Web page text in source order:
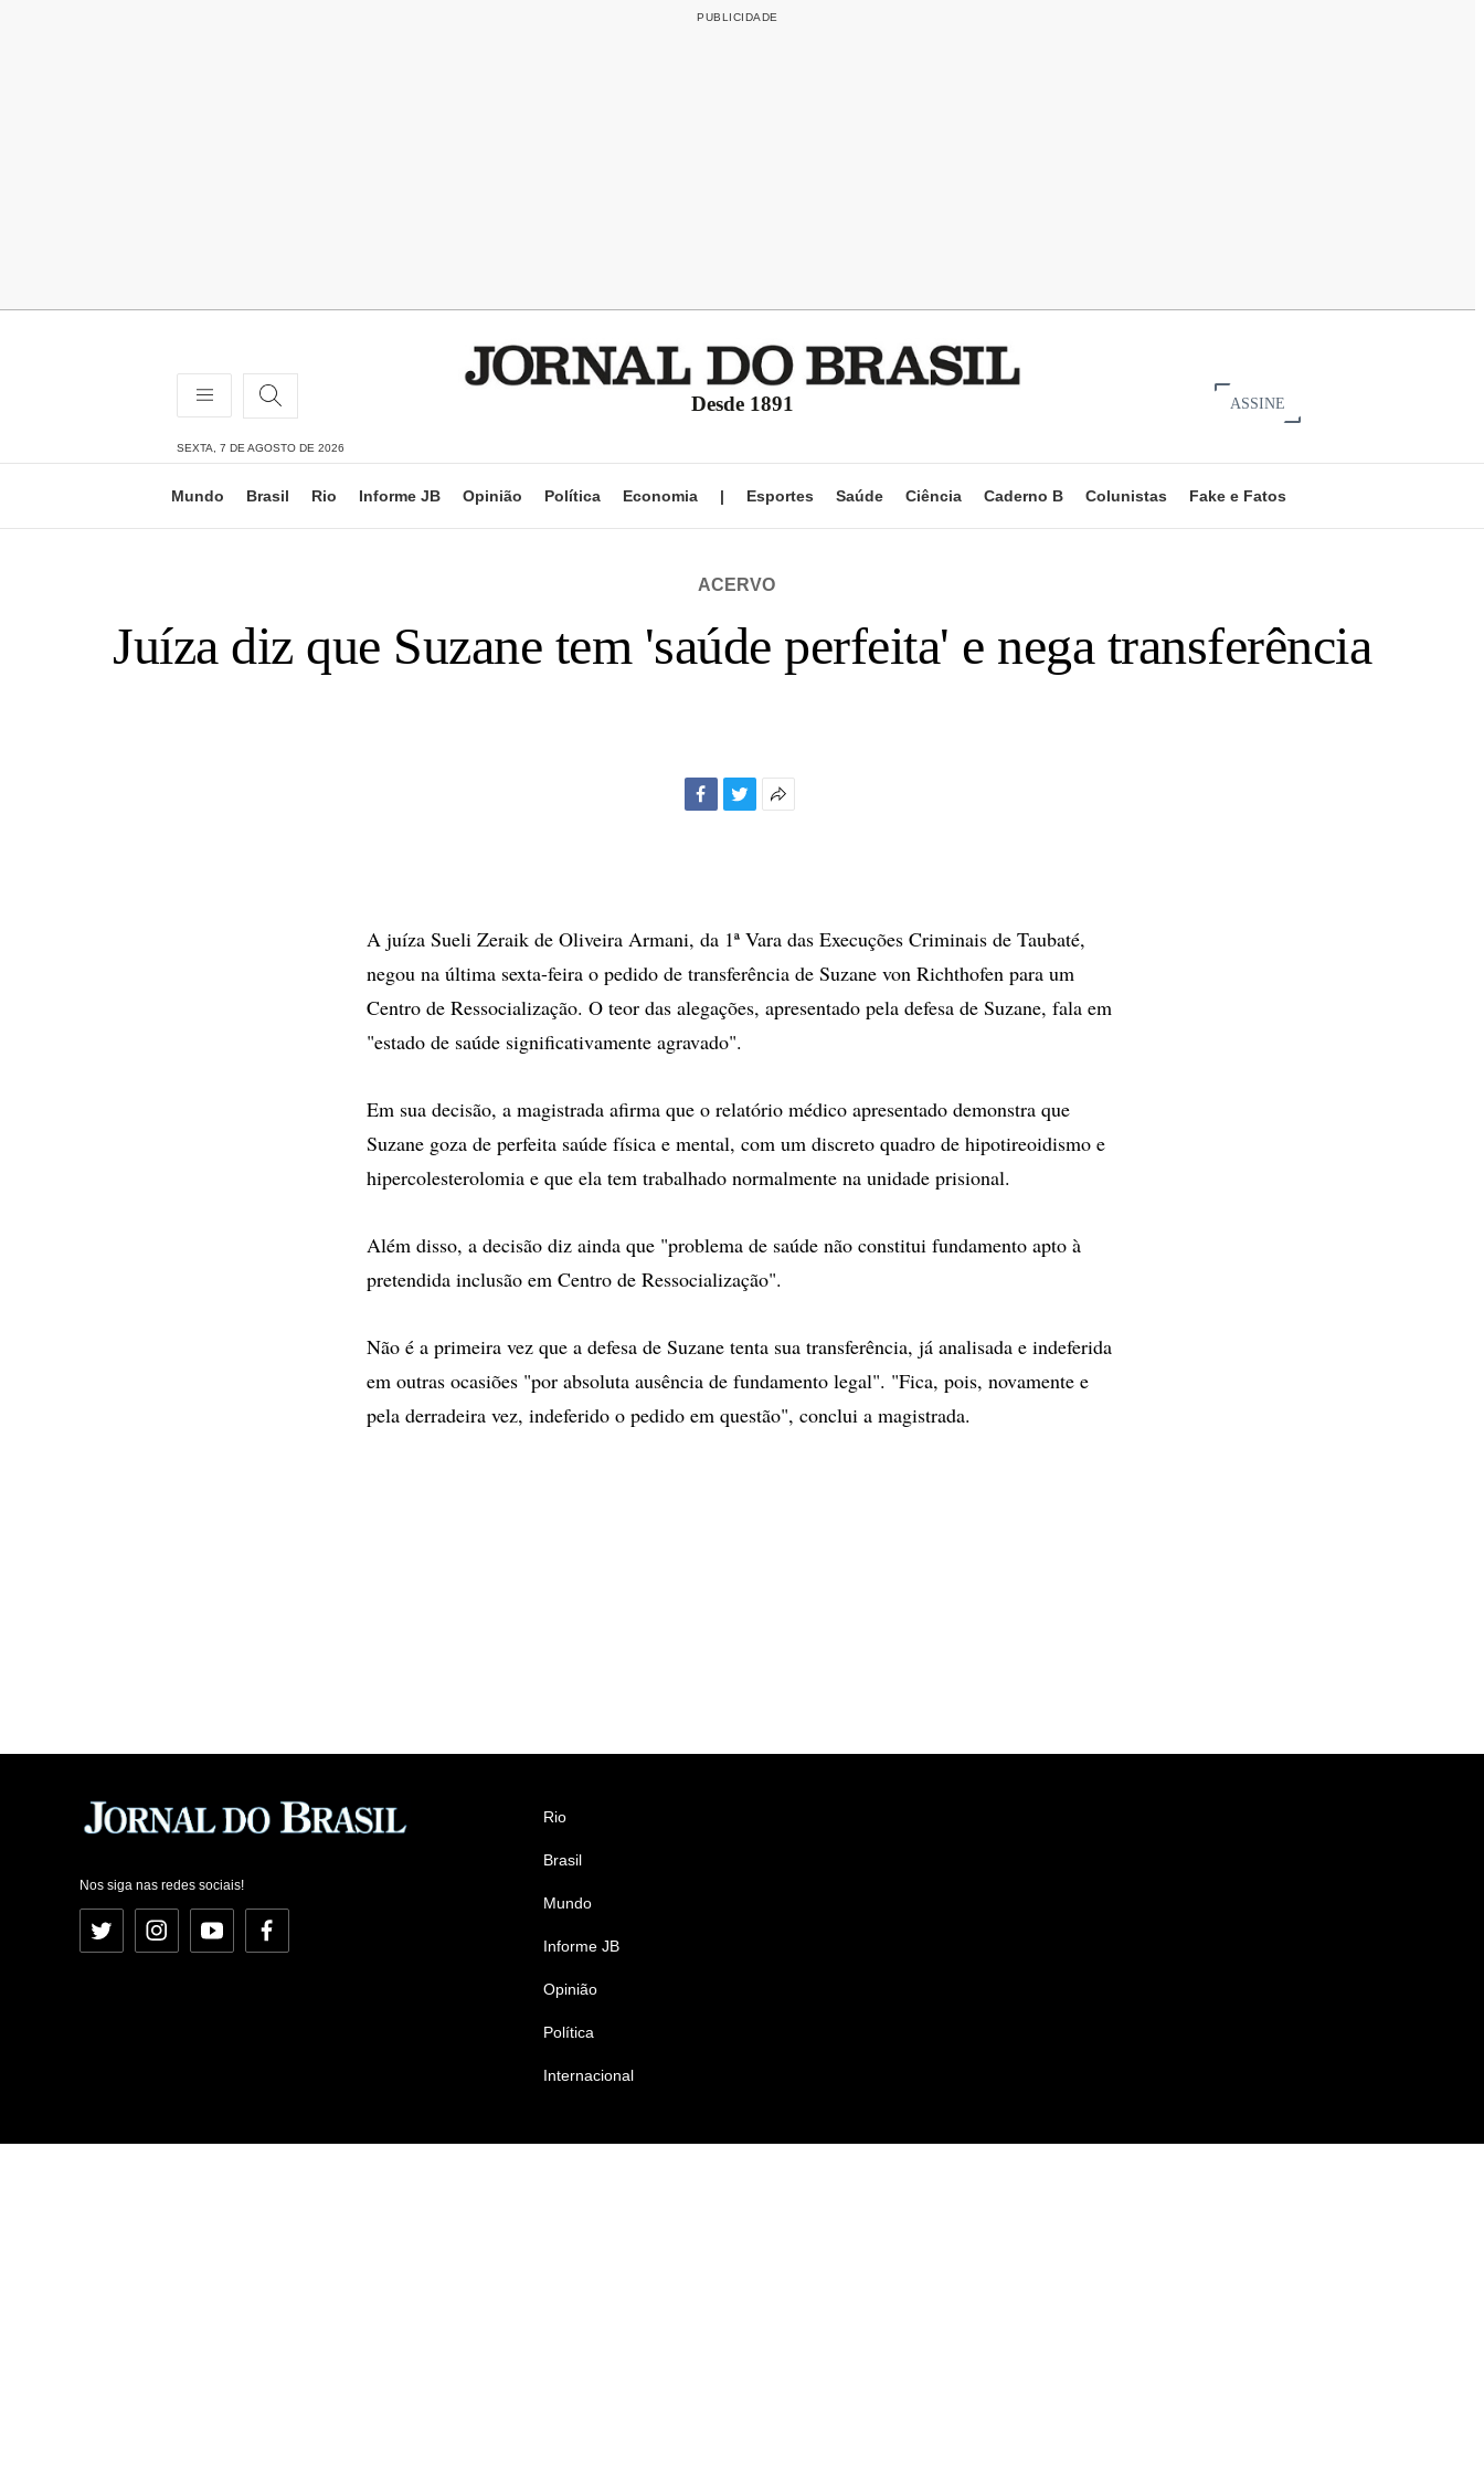
Desde 1891 ASSINE
SEXTA, 7 DE AGOSTO DE 2026
Mundo Brasil Rio Informe JB Opinião Política Economia | Esportes Saúde Ciência Caderno B Colunistas Fake e Fatos
ACERVO
Juíza diz que Suzane tem 'saúde perfeita' e nega transferência
A juíza Sueli Zeraik de Oliveira Armani, da 1ª Vara das Execuções Criminais de Taubaté,
negou na última sexta-feira o pedido de transferência de Suzane von Richthofen para um
Centro de Ressocialização. O teor das alegações, apresentado pela defesa de Suzane, fala em
"estado de saúde significativamente agravado".
Em sua decisão, a magistrada afirma que o relatório médico apresentado demonstra que
Suzane goza de perfeita saúde física e mental, com um discreto quadro de hipotireoidismo e
hipercolesterolomia e que ela tem trabalhado normalmente na unidade prisional.
Além disso, a decisão diz ainda que "problema de saúde não constitui fundamento apto à
pretendida inclusão em Centro de Ressocialização".
Não é a primeira vez que a defesa de Suzane tenta sua transferência, já analisada e indeferida
em outras ocasiões "por absoluta ausência de fundamento legal". "Fica, pois, novamente e
pela derradeira vez, indeferido o pedido em questão", conclui a magistrada.
Nos siga nas redes sociais!
Twitter InstagramYouTubeFacebook
Rio
Brasil
Mundo
Informe JB
Opinião
Política
Internacional